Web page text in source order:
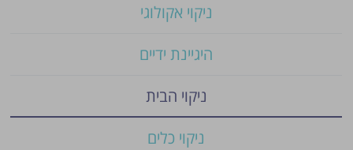
ניקוי אקולוגי
היגיינת ידיים
ניקוי הבית
ניקוי כלים